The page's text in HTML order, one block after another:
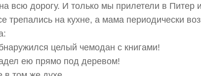
всю дорогу. И только мы прилетели в Питер
трепались на кухне, а мама периодически
целый чемодан с книгами!
ею прямо под деревом!